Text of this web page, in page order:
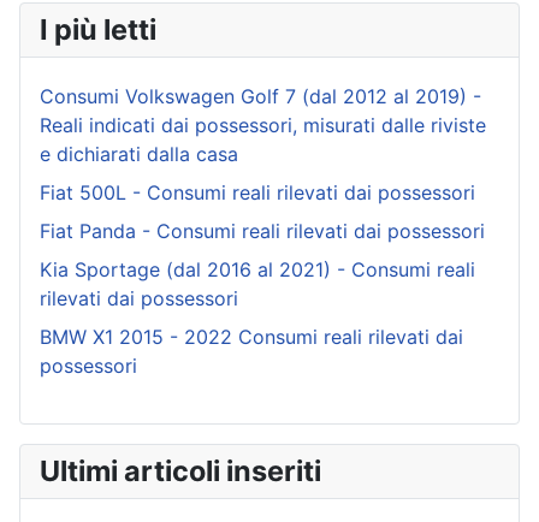
I più letti
Consumi Volkswagen Golf 7 (dal 2012 al 2019) -
Reali indicati dai possessori, misurati dalle riviste
e dichiarati dalla casa
Fiat 500L - Consumi reali rilevati dai possessori
Fiat Panda - Consumi reali rilevati dai possessori
Kia Sportage (dal 2016 al 2021) - Consumi reali
rilevati dai possessori
BMW X1 2015 - 2022 Consumi reali rilevati dai
possessori
Ultimi articoli inseriti